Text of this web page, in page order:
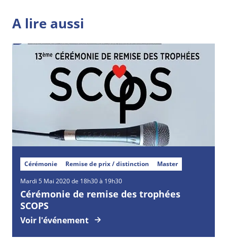
A lire aussi
Cérémonie Remise de prix / distinction Master
Mardi 5 Mai 2020 de 18h30 à 19h30
Cérémonie de remise des trophées
SCOPS
Voir l'événement